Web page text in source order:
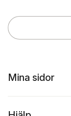
Mina sidor